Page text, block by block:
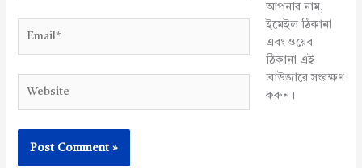
আপনার নাম,
ইমেইল ঠিকানা
এবং ওয়েব
ঠিকানা এই
ব্রাউজারে সংরক্ষণ
করুন।